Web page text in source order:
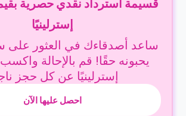
إسترلينيًا
ساعد أصدقاءك في العثور على
إسترلينيًا عن كل حجز
احصل عليها الآن